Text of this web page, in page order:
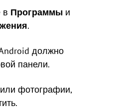
в Программы и
.
должно
панели.
фотографии,